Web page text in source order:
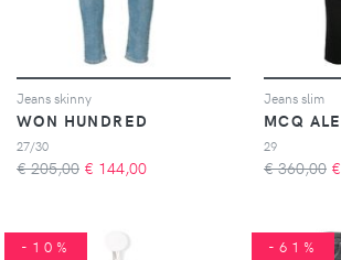
Jeans skinny
WON HUNDRED
27/30
€ 205,00 € 144,00
Jeans slim
29
€ 360,00 €
-10% -61%